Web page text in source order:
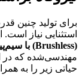
برای تولید چنین
استثنایی نیاز
(Brushless)
با سیم‌پیچی
مهندسی‌شده که در
حیاتی زیر را به